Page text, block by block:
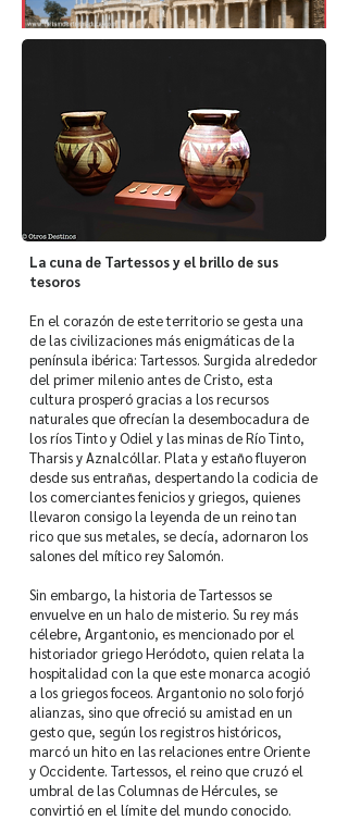
La cuna de Tartessos y el brillo de sus
tesoros
En el corazón de este territorio se gesta una
de las civilizaciones más enigmáticas de la
península ibérica: Tartessos. Surgida alrededor
del primer milenio antes de Cristo, esta
cultura prosperó gracias a los recursos
naturales que ofrecían la desembocadura de
los ríos Tinto y Odiel y las minas de Río Tinto,
Tharsis y Aznalcóllar. Plata y estaño fluyeron
desde sus entrañas, despertando la codicia de
los comerciantes fenicios y griegos, quienes
llevaron consigo la leyenda de un reino tan
rico que sus metales, se decía, adornaron los
salones del mítico rey Salomón.
Sin embargo, la historia de Tartessos se
envuelve en un halo de misterio. Su rey más
célebre, Argantonio, es mencionado por el
historiador griego Heródoto, quien relata la
hospitalidad con la que este monarca acogió
a los griegos foceos. Argantonio no solo forjó
alianzas, sino que ofreció su amistad en un
gesto que, según los registros históricos,
marcó un hito en las relaciones entre Oriente
y Occidente. Tartessos, el reino que cruzó el
umbral de las Columnas de Hércules, se
convirtió en el límite del mundo conocido.